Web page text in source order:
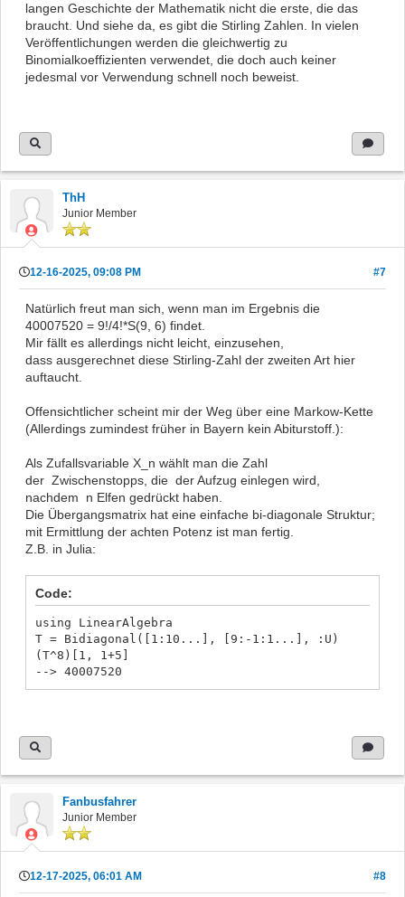
langen Geschichte der Mathematik nicht die erste, die das
braucht. Und siehe da, es gibt die Stirling Zahlen. In vielen
Veröffentlichungen werden die gleichwertig zu
Binomialkoeffizienten verwendet, die doch auch keiner
jedesmal vor Verwendung schnell noch beweist.
ThH
Junior Member
12-16-2025, 09:08 PM #7
Natürlich freut man sich, wenn man im Ergebnis die
40007520 = 9!/4!*S(9, 6) findet.
Mir fällt es allerdings nicht leicht, einzusehen,
dass ausgerechnet diese Stirling-Zahl der zweiten Art hier
auftaucht.
Offensichtlicher scheint mir der Weg über eine Markow-Kette
(Allerdings zumindest früher in Bayern kein Abiturstoff.):
Als Zufallsvariable X_n wählt man die Zahl
der Zwischenstopps, die der Aufzug einlegen wird,
nachdem n Elfen gedrückt haben.
Die Übergangsmatrix hat eine einfache bi-diagonale Struktur;
mit Ermittlung der achten Potenz ist man fertig.
Z.B. in Julia:
Code:
using LinearAlgebra
T = Bidiagonal([1:10...], [9:-1:1...], :U)
(T^8)[1, 1+5]
--> 40007520
Fanbusfahrer
Junior Member
12-17-2025, 06:01 AM #8